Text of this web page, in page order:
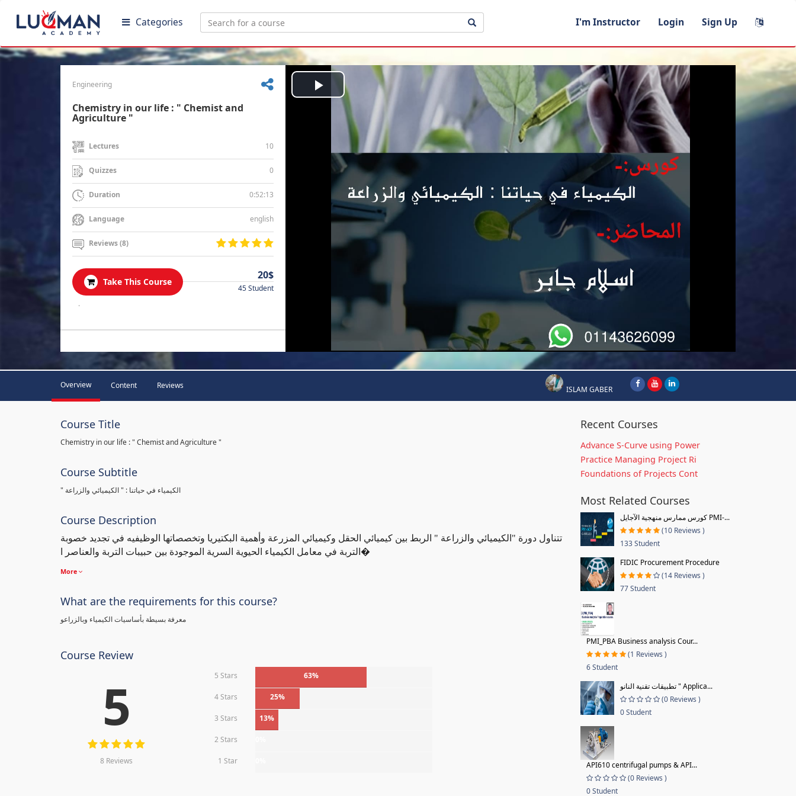
Categories I'm Instructor Login Sign Up
Engineering
Chemistry in our life : " Chemist and
Agriculture "
Lectures 10
Quizzes 0
Duration 0:52:13
Language english
Reviews (8)
Take This Course
20$
45 Student
.
Play
Video
Overview Content Reviews ISLAM GABER
Course Title
Chemistry in our life : " Chemist and Agriculture "
Course Subtitle
" الكيمياء في حياتنا : " الكيميائي والزراعة
Course Description
تتناول دورة "الكيميائي والزراعة " الربط بين كيميائي الحقل وكيميائي المزرعة وأهمية البكتيريا وتخصصاتها الوظيفيه في تجديد خصوبة
التربة في معامل الكيمياء الحيوية السرية الموجودة بين حبيبات التربة والعناصر ا�
More
What are the requirements for this course?
معرفة بسيطة بأساسيات الكيمياء وبالزراعو
Course Review
5
8 Reviews
5 Stars 63%
4 Stars 25%
3 Stars 13%
2 Stars
1 Star
Recent Courses
Advance S-Curve using Power
Practice Managing Project Ri
Foundations of Projects Cont
Most Related Courses
كورس ممارس منهجية الآجايل PMI-...
(10 Reviews )
133 Student
FIDIC Procurement Procedure
(14 Reviews )
77 Student
PMI_PBA Business analysis Cour...
(1 Reviews )
6 Student
تطبيقات تقنية النانو " Applica...
(0 Reviews )
0 Student
API610 centrifugal pumps & API...
(0 Reviews )
0 Student